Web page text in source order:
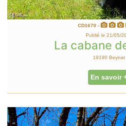
CD1670 -
Publié le 21/05/
La cabane
19190 Beynat
En savoir